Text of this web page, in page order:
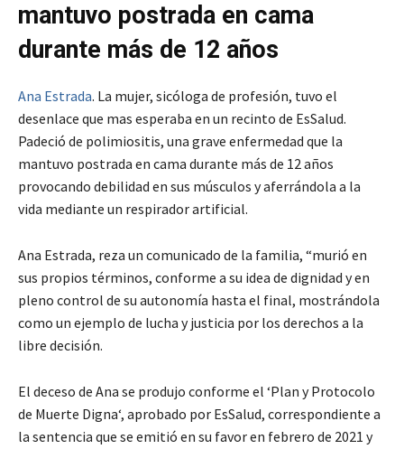
mantuvo postrada en cama
durante más de 12 años
Ana Estrada. La mujer, sicóloga de profesión, tuvo el
desenlace que mas esperaba en un recinto de EsSalud.
Padeció de polimiositis, una grave enfermedad que la
mantuvo postrada en cama durante más de 12 años
provocando debilidad en sus músculos y aferrándola a la
vida mediante un respirador artificial.
Ana Estrada, reza un comunicado de la familia, “murió en
sus propios términos, conforme a su idea de dignidad y en
pleno control de su autonomía hasta el final, mostrándola
como un ejemplo de lucha y justicia por los derechos a la
libre decisión.
El deceso de Ana se produjo conforme el ‘Plan y Protocolo
de Muerte Digna‘, aprobado por EsSalud, correspondiente a
la sentencia que se emitió en su favor en febrero de 2021 y